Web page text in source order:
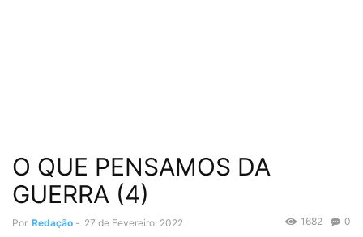
O QUE PENSAMOS DA
GUERRA (4)
Por Redação - 27 de Fevereiro, 2022 0
1682